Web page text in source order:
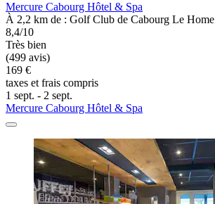
Mercure Cabourg Hôtel & Spa
À 2,2 km de : Golf Club de Cabourg Le Home
8,4/10
Très bien
(499 avis)
169 €
taxes et frais compris
1 sept. - 2 sept.
Mercure Cabourg Hôtel & Spa